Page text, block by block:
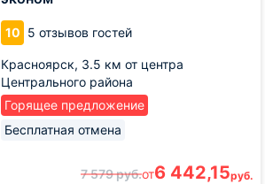
10 5 отзывов гостей
Красноярск, 3.5 км от центра
Центрального района
Горящее предложение
Бесплатная отмена
7 579руб.от6 442,15руб.